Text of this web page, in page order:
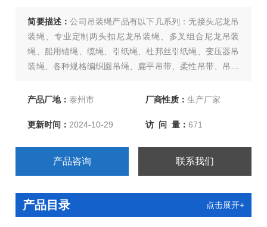
简要描述：公司吊装绳产品有以下几系列：无接头尼龙吊
装绳、专业定制两头扣尼龙吊装绳、多叉组合尼龙吊装
绳、船用锚绳、缆绳、引纸绳、杜邦丝引纸绳、变压器吊
装绳、各种规格编织圆吊绳、扁平吊带、柔性吊带、吊管
销，购买数量多价格可以优惠哦！可以定做其他规格的吊
产品厂地：泰州市 厂商性质： 生产厂家
更新时间：2024-10-29 访 问 量： 671
产品咨询 联系我们
产品目录 点击展开+